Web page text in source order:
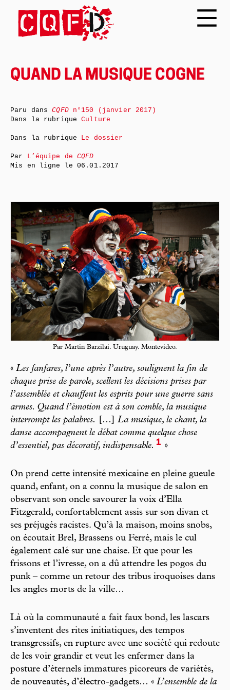
QUAND LA MUSIQUE COGNE
Par Martin Barzilai. Uruguay. Montevideo.
« Les fanfares, l’une après l’autre, soulignent la fin de
chaque prise de parole, scellent les décisions prises par
l’assemblée et chauffent les esprits pour une guerre sans
armes. Quand l’émotion est à son comble, la musique
interrompt les palabres.
[…] La musique, le chant, la
danse accompagnent le débat comme quelque chose
d’essentiel, pas décoratif, indispensable. 1 »
On prend cette intensité mexicaine en pleine gueule
quand, enfant, on a connu la musique de salon en
observant son oncle savourer la voix d’Ella
Fitzgerald, confortablement assis sur son divan et
ses préjugés racistes. Qu’à la maison, moins snobs,
on écoutait Brel, Brassens ou Ferré, mais le cul
également calé sur une chaise. Et que pour les
frissons et l’ivresse, on a dû attendre les pogos du
punk – comme un retour des tribus iroquoises dans
les angles morts de la ville…
Là où la communauté a fait faux bond, les lascars
s’inventent des rites initiatiques, des tempos
transgressifs, en rupture avec une société qui redoute
de les voir grandir et veut les enfermer dans la
posture d’éternels immatures picoreurs de variétés,
de nouveautés, d’électro-gadgets… « L’ensemble de la
Paru dansCQFDn°150 (janvier 2017)
Dans la rubriqueCulture
Dans la rubrique Le dossier
Par L’équipe deCQFD
Mis en ligne le06.01.2017